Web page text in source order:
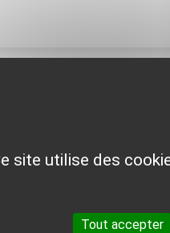
site utilise des
Tout accepter